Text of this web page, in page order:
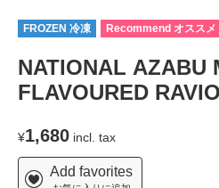
FROZEN 冷凍 Recommend オススメ
NATIONAL AZABU
FLAVOURED
¥1,680 incl. tax
Add favorites